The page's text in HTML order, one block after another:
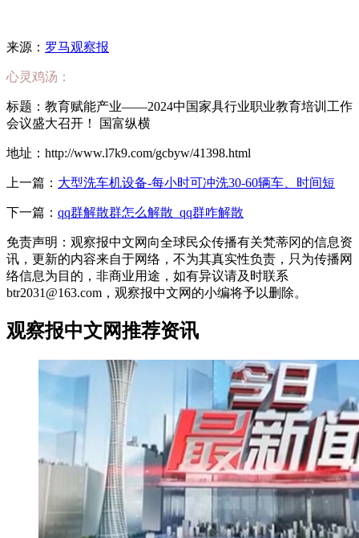
来源： 罗马观察报
心灵鸡汤：
标题：教育赋能产业——2024中国家具行业职业教育培训工作
会议盛大召开！ 国富纵横
地址：http://www.l7k9.com/gcbyw/41398.html
上一篇： 大型洗车机设备-每小时可冲洗30-60辆车、时间短
下一篇： qq群解散群怎么解散_qq群咋解散
免责声明：观察报中文网向全球民众传播有关梵蒂冈的信息资
讯，更新的内容来自于网络，不为其真实性负责，只为传播网
络信息为目的，非商业用途，如有异议请及时联系
btr2031@163.com，观察报中文网的小编将予以删除。
观察报中文网推荐资讯